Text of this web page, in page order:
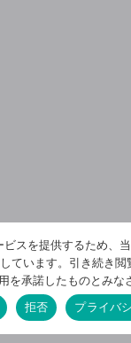
ビスを提供するため、
ています。引き続き
を承諾したものとみな
拒否 プライバ